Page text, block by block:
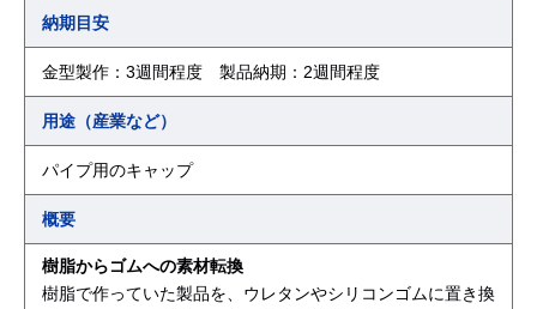
納期目安
金型製作：3週間程度 製品納期：2週間程度
用途（産業など）
パイプ用のキャップ
概要
樹脂からゴムへの素材転換
樹脂で作っていた製品を、ウレタンやシリコンゴムに置き換